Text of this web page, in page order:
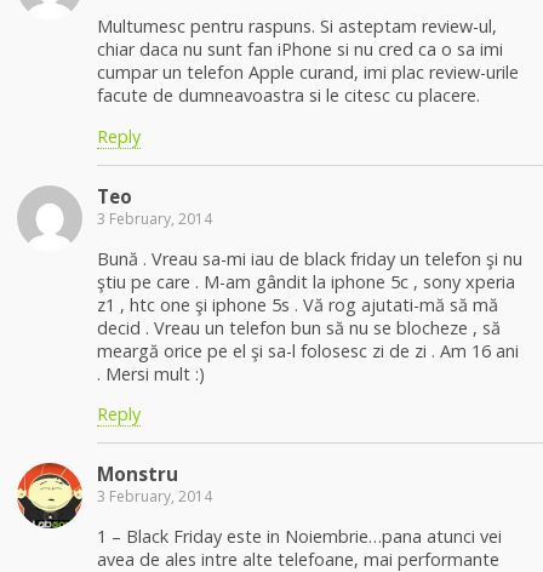
Multumesc pentru raspuns. Si asteptam review-ul,
chiar daca nu sunt fan iPhone si nu cred ca o sa imi
cumpar un telefon Apple curand, imi plac review-urile
facute de dumneavoastra si le citesc cu placere.
Reply
Teo
3 February, 2014
Bună . Vreau sa-mi iau de black friday un telefon şi nu
ştiu pe care . M-am gândit la iphone 5c , sony xperia
z1 , htc one şi iphone 5s . Vă rog ajutati-mă să mă
decid . Vreau un telefon bun să nu se blocheze , să
meargă orice pe el şi sa-l folosesc zi de zi . Am 16 ani
. Mersi mult :)
Reply
Monstru
3 February, 2014
1 – Black Friday este in Noiembrie…pana atunci vei
avea de ales intre alte telefoane, mai performante